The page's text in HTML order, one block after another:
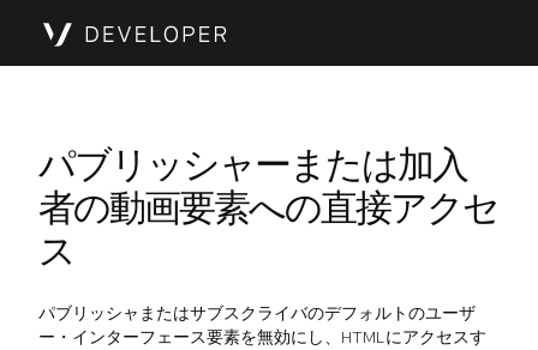
パブリッシャーまたは加入
者の動画要素への直接アクセ
ス
パブリッシャまたはサブスクライバのデフォルトのユーザ
ー・インターフェース要素を無効にし、HTMLにアクセスす